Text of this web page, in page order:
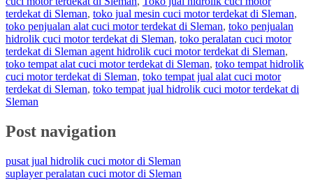
terdekat di Sleman, toko jual mesin cuci motor terdekat di Sleman,
toko penjualan alat cuci motor terdekat di Sleman, toko penjualan
hidrolik cuci motor terdekat di Sleman, toko peralatan cuci motor
terdekat di Sleman agent hidrolik cuci motor terdekat di Sleman,
toko tempat alat cuci motor terdekat di Sleman, toko tempat hidrolik
cuci motor terdekat di Sleman, toko tempat jual alat cuci motor
terdekat di Sleman, toko tempat jual hidrolik cuci motor terdekat di
Sleman
Post navigation
pusat jual hidrolik cuci motor di Sleman
suplayer peralatan cuci motor di Sleman